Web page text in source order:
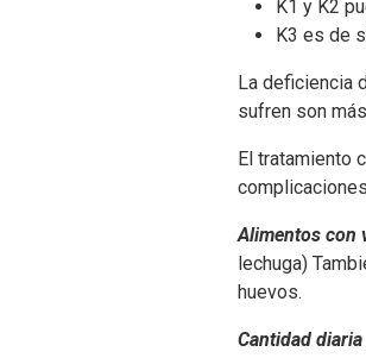
K1 y K2
K3 es de
La deficiencia
sufren son
El tratamiento
Alimentos con
lechuga)
huevos.
Cantidad